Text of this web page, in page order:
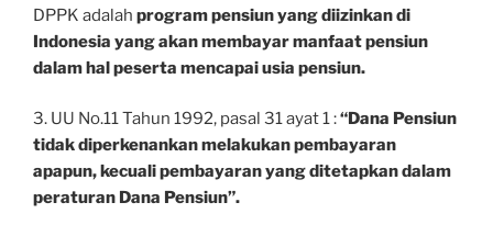
DPPK adalah programpensiun yang diizinkan di
Indonesia yang akan membayar manfaat pensiun
dalam hal peserta mencapai usia pensiun.
3. UU No.11 Tahun 1992, pasal 31 ayat 1 :“Dana Pensiun
tidak diperkenankan melakukan pembayaran
apapun, kecuali pembayaran yang ditetapkan dalam
peraturan Dana Pensiun”.